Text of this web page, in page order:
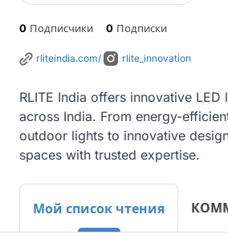
0 Подписчики 0 Подписки
rliteindia.com/ rlite_innovation
RLITE India offers innovative
across India. From energy-
outdoor lights to innovative
spaces with trusted expertise.
Мой список чтения